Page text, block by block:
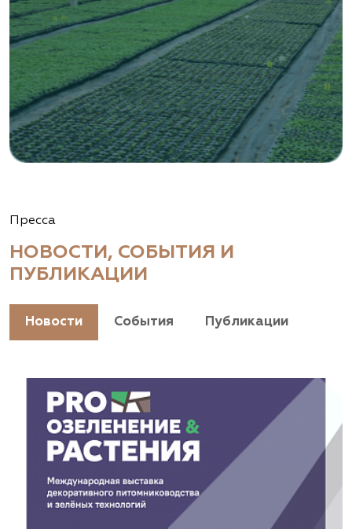
Пресса
НОВОСТИ, СОБЫТИЯ И
ПУБЛИКАЦИИ
Новости События Публикации